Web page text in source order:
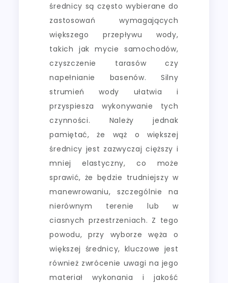
średnicy są często wybierane do
zastosowań wymagających
większego przepływu wody,
takich jak mycie samochodów,
czyszczenie tarasów czy
napełnianie basenów. Silny
strumień wody ułatwia i
przyspiesza wykonywanie tych
czynności. Należy jednak
pamiętać, że wąż o większej
średnicy jest zazwyczaj cięższy i
mniej elastyczny, co może
sprawić, że będzie trudniejszy w
manewrowaniu, szczególnie na
nierównym terenie lub w
ciasnych przestrzeniach. Z tego
powodu, przy wyborze węża o
większej średnicy, kluczowe jest
również zwrócenie uwagi na jego
materiał wykonania i jakość